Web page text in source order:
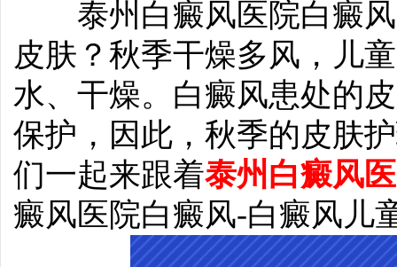
泰州白癜风医院白癜风
皮肤？秋季干燥多风，儿
水、干燥。白癜风患处的
保护，因此，秋季的皮肤
们一起来跟着泰州白癜风
癜风医院白癜风-白癜风儿